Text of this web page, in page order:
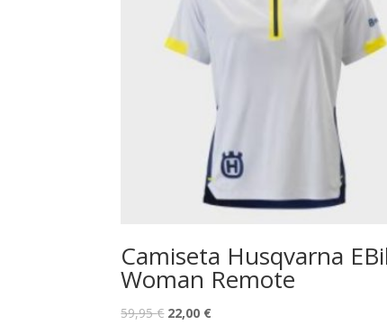
Camiseta Husqvarna
Woman Remote
59,95€ 22,00 €